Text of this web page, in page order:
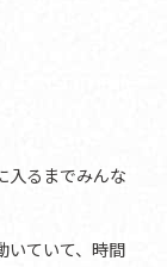
入るまでみんな
いていて、時間